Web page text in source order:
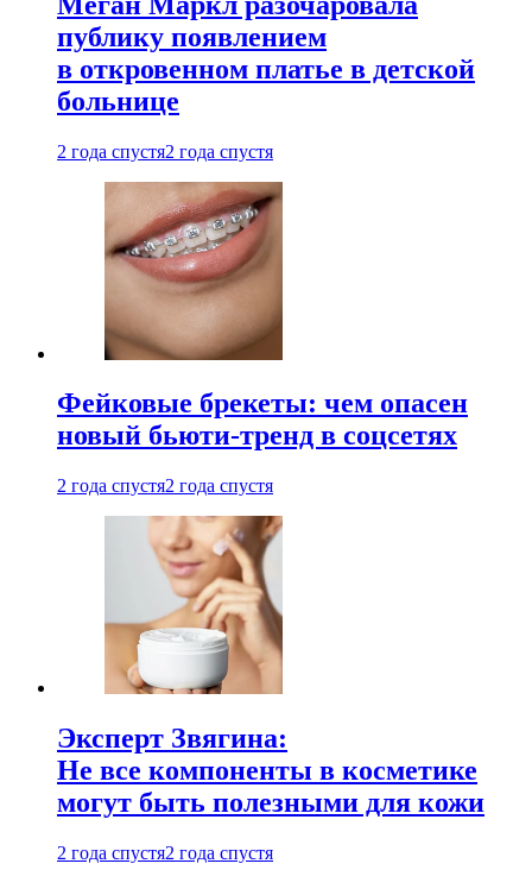
публику появлением
в откровенном платье в детской
больнице
2 года спустя2 года спустя
Фейковые брекеты: чем опасен
новый бьюти-тренд в соцсетях
2 года спустя2 года спустя
Эксперт Звягина:
Не все компоненты в косметике
могут быть полезными для кожи
2 года спустя2 года спустя